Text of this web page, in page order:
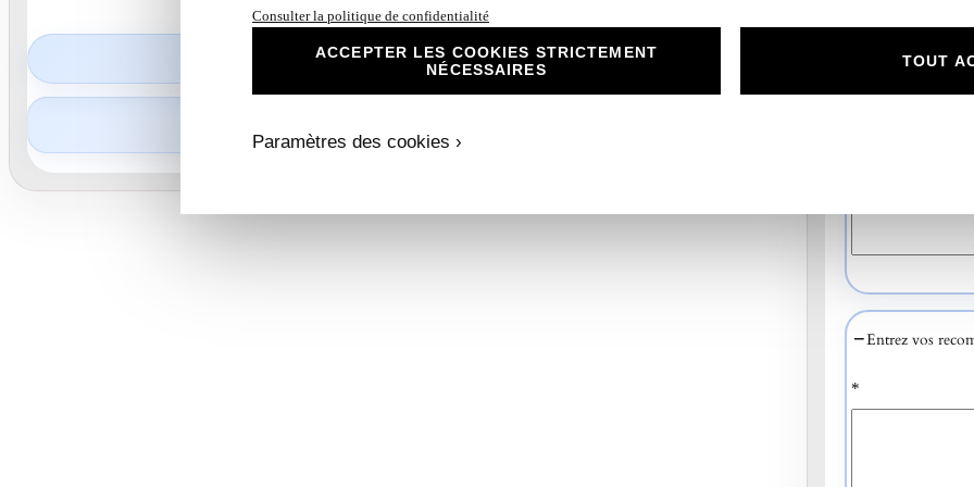
1,00€
Entrez vos
*
Consulter la politique de confidentialité
ACCEPTER LES COOKIES STRICTEMENT
NÉCESSAIRES
Paramètres des cookies ›
TOUT